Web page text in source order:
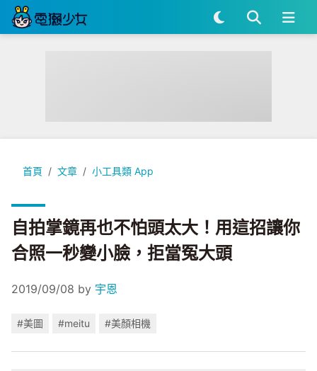
首頁 文章 小工具類 App
自拍掌鏡再也不怕頭太大！用這招讓你合照一秒變小臉，拒當冤
自拍掌鏡再也不怕頭太大！用這招讓你
合照一秒變小臉，拒當冤大頭
2019/09/08 by 宇恩
#美圖 #meitu #美顏相機